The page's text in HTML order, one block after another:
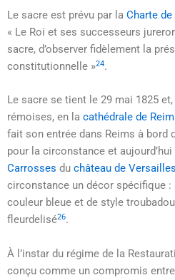
Le sacre est prévu par la Charte de
« Le Roi et ses successeurs
sacre, d’observer fidèlement la
constitutionnelle »24.
Le sacre se tient le 29 mai 1825
rémoises, en la cathédrale de
fait son entrée dans Reims à bord
pour la circonstance et
Carrosses du château de Versailles
circonstance un décor spécifique
couleur bleue et de style
fleurdelisé26.
À l’instar du régime de la
conçu comme un compromis